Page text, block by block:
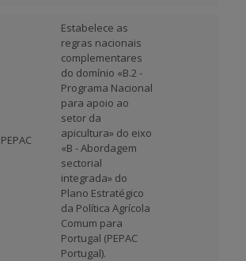
PEPAC
Estabelece as
regras nacionais
complementares
do domínio «B.2 -
Programa Nacional
para apoio ao
setor da
apicultura» do eixo
«B - Abordagem
sectorial
integrada» do
Plano Estratégico
da Política Agrícola
Comum para
Portugal (PEPAC
Portugal).